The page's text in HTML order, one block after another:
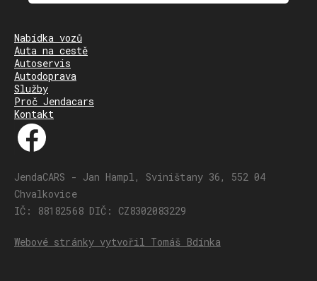
Nabídka vozů
Auta na cestě
Autoservis
Autodoprava
Služby
Proč Jendacars
Kontakt
JendaCARS - Jan Hampl, Sviništany 36, 552 04
Chvalkovice
IČ: 88182568 DIČ: CZ8302083229
Webové stránky vytvořil Tomáš Bdínka